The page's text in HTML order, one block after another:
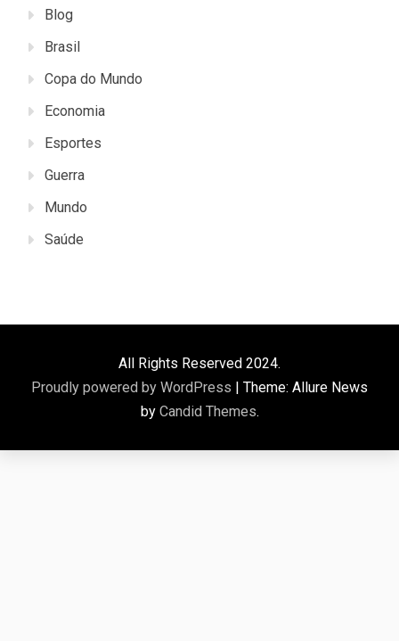
Blog
Brasil
Copa do Mundo
Economia
Esportes
Guerra
Mundo
Saúde
All Rights Reserved 2024.
Proudly powered by WordPress | Theme: Allure News
by Candid Themes.